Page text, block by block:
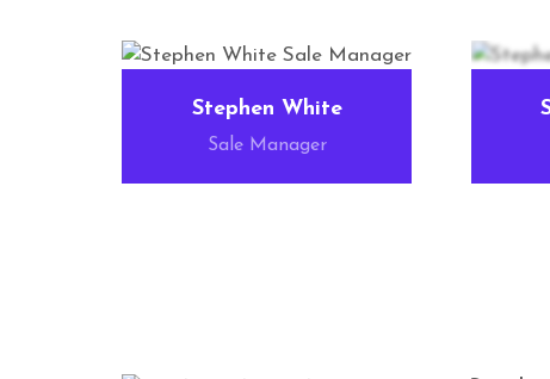
Stephen White
Sale Manager